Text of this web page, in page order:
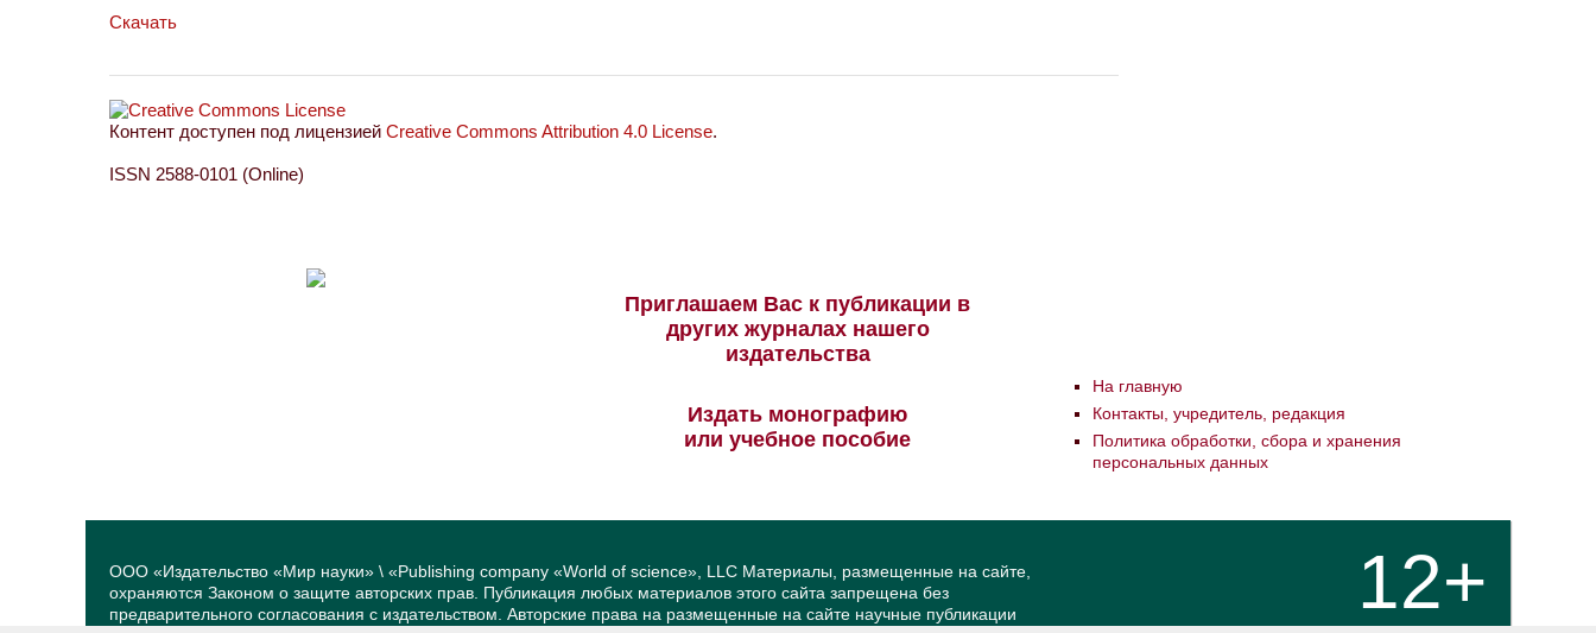
Скачать
Контент доступен под лицензией Creative Commons Attribution 4.0 License.
ISSN 2588-0101 (Online)
Приглашаем Вас к публикации в
других журналах нашего
издательства
Издать монографию
или учебное пособие
На главную
Контакты, учредитель, редакция
Политика обработки, сбора и хранения
персональных данных
ООО «Издательство «Мир науки» \ «Publishing company «World of science», LLC Материалы, размещенные на сайте,
охраняются Законом о защите авторских прав. Публикация любых материалов этого сайта запрещена без
предварительного согласования с издательством. Авторские права на размещенные на сайте научные публикации
12+